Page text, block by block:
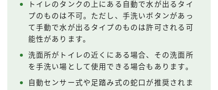
トイレのタンクの上にある自動で水が出るタイ
プのものは不可。ただし、手洗いボタンがあっ
て手動で水が出るタイプのものは許可される可
能性があります。
洗面所がトイレの近くにある場合、その洗面所
を手洗い場として使用できる場合もあります。
自動センサー式や足踏み式の蛇口が推奨されま